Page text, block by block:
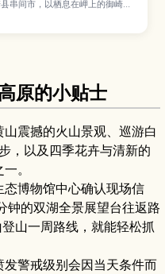
串间市，以栖息在岬上的御崎马
塔和壮阔太平洋景色闻名。本文
轻松徒步路线、建议停留时间、
原的小贴士
震撼的火山景观、巡游白
，以及四季花卉与清新的
。
博物馆中心确认现场信
钟的双湖全景展望台往返路
山一周路线，就能轻松抓
警戒级别会因当天条件而